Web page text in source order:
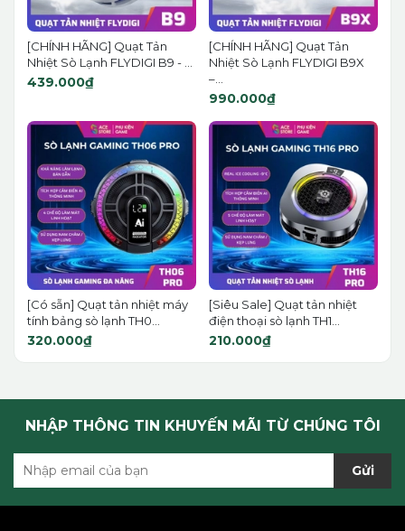
[CHÍNH HÃNG] Quạt Tản
Nhiệt Sò Lạnh FLYDIGI B9 - ...
439.000₫
[CHÍNH HÃNG] Quạt Tản
Nhiệt Sò Lạnh FLYDIGI B9X
–...
990.000₫
[Có sẵn] Quạt tản nhiệt máy
tính bảng sò lạnh TH0...
320.000₫
[Siêu Sale] Quạt tản nhiệt
điện thoại sò lạnh TH1...
210.000₫
NHẬP THÔNG TIN KHUYẾN MÃI TỪ CHÚNG TÔI
Gửi